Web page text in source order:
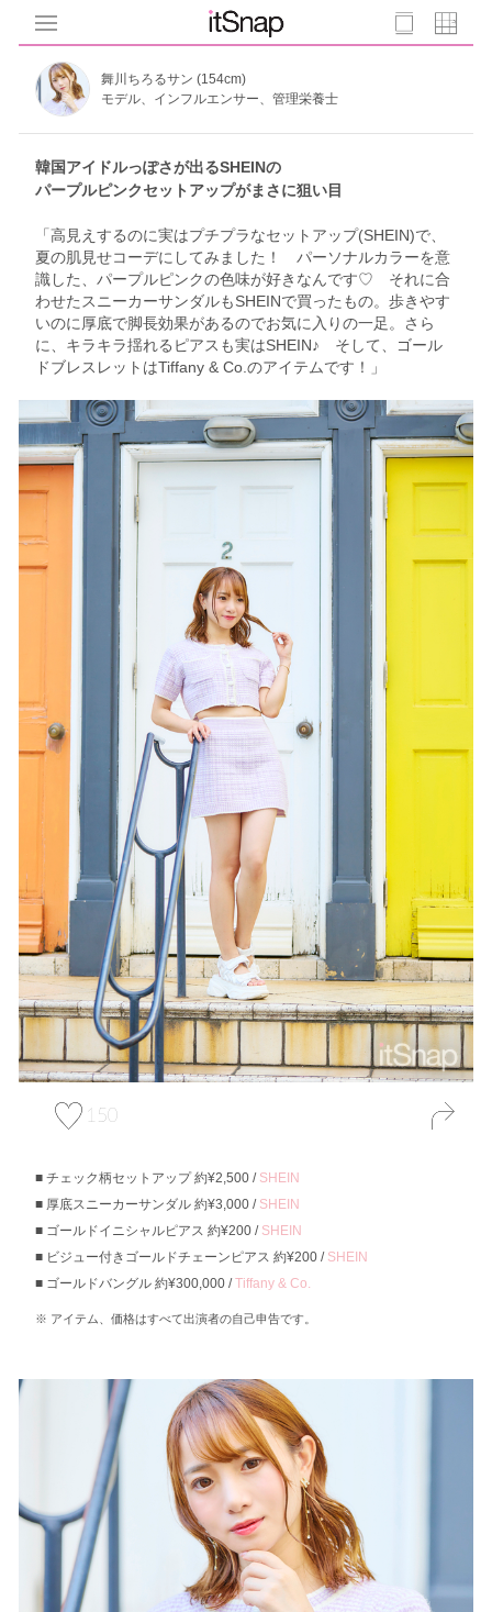
舞川ちろるサン (154cm)
モデル、インフルエンサー、管理栄養士
韓国アイドルっぽさが出るSHEINの
パープルピンクセットアップがまさに狙い目
「高見えするのに実はプチプラなセットアップ(SHEIN)で、
夏の肌見せコーデにしてみました！ パーソナルカラーを意
識した、パープルピンクの色味が好きなんです♡ それに合
わせたスニーカーサンダルもSHEINで買ったもの。歩きやす
いのに厚底で脚長効果があるのでお気に入りの一足。さら
に、キラキラ揺れるピアスも実はSHEIN♪ そして、ゴール
ドブレスレットはTiffany & Co.のアイテムです！」
150
チェック柄セットアップ 約¥2,500 / SHEIN
厚底スニーカーサンダル 約¥3,000 / SHEIN
ゴールドイニシャルピアス 約¥200 / SHEIN
ビジュー付きゴールドチェーンピアス 約¥200 / SHEIN
ゴールドバングル 約¥300,000 /Tiffany & Co.
アイテム、価格はすべて出演者の自己申告です。